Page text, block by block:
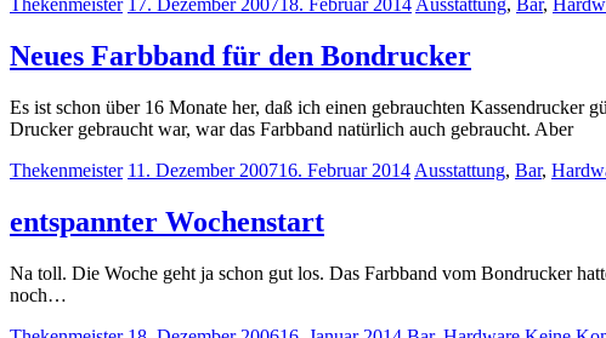
Thekenmeister 17. Dezember 200718. Februar 2014 Ausstattung, Bar,
Neues Farbband für den Bondrucker
Es ist schon über 16 Monate her, daß ich einen gebrauchten Kassendrucker
Drucker gebraucht war, war das Farbband natürlich auch gebraucht. Aber
Thekenmeister 11. Dezember 200716. Februar 2014 Ausstattung, Bar,
entspannter Wochenstart
Na toll. Die Woche geht ja schon gut los. Das Farbband vom Bondrucker
noch…